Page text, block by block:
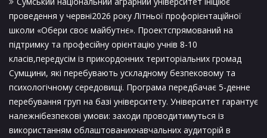
проведення у червні2026 року Літньої профорієнтаційної
школи «Обери своє майбутнє». Проектспрямований на
підтримку та професійну орієнтацію учнів 8-10
класів,передусім із прикордонних територіальних громад
Сумщини, які перебувають ускладному безпековому та
психологічному середовищі. Програма передбачає 5-денне
перебування груп на базі університету. Університет гарантує
належнібезпекові умови: заходи проводитимуться із
використанням облаштованихнавчальних аудиторій в